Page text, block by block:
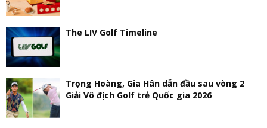
The LIV Golf Timeline
Trọng Hoàng, Gia Hân dẫn đầu sau vòng 2
Giải Vô địch Golf trẻ Quốc gia 2026